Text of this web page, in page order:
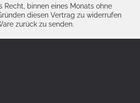
Recht, binnen eines Monats ohne
diesen Vertrag zu widerrufen
zurück zu senden.